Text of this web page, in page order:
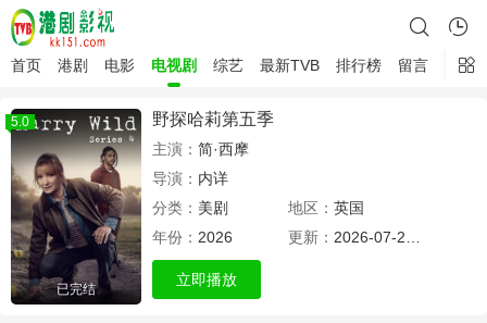
首页 港剧 电影 电视剧 综艺 最新TVB 排行榜 留言
5.0
已完结
野探哈莉第五季
主演： 简·西摩
导演： 内详
分类： 美剧 地区： 英国
年份： 2026 更新： 2026-07-28 22:09
立即播放